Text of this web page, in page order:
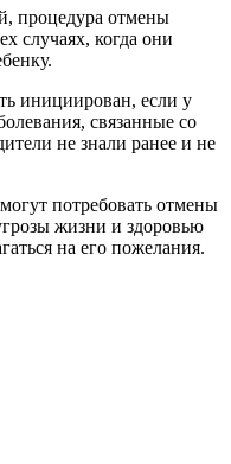
процедура отмены
случаях, когда они
инициирован, если у
связанные со
не знали ранее и не
потребовать отмены
жизни и здоровью
на его пожелания.